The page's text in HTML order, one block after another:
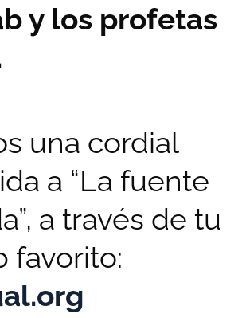
y los profetas
una cordial
a “La fuente
a través de tu
favorito: